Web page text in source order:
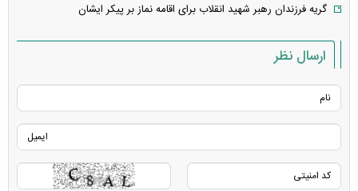
گریه فرزندان رهبر شهید انقلاب برای اقامه نماز بر پیکر ایشان
ارسال نظر